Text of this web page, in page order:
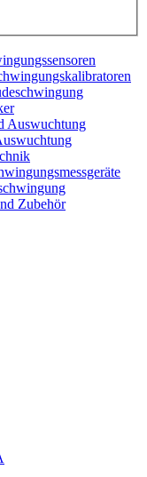
Zubehör